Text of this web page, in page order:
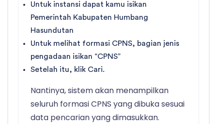
Untuk instansi dapat kamu isikan
Pemerintah Kabupaten Humbang
Hasundutan
Untuk melihat formasi CPNS, bagian jenis
pengadaan isikan “CPNS”
Setelah itu, klik Cari.
Nantinya, sistem akan menampilkan
seluruh formasi CPNS yang dibuka sesuai
data pencarian yang dimasukkan.